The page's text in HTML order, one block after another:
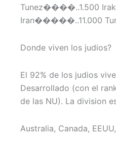
Tunez����..1.500
Iran�����..11.000
Donde viven los judios?
El 92% de los judios
Desarrollado (con el
de las NU). La division
Australia, Canada,